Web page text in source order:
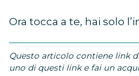
Ora tocca a te, hai solo
Questo articolo contiene link
uno di questi link e fai un